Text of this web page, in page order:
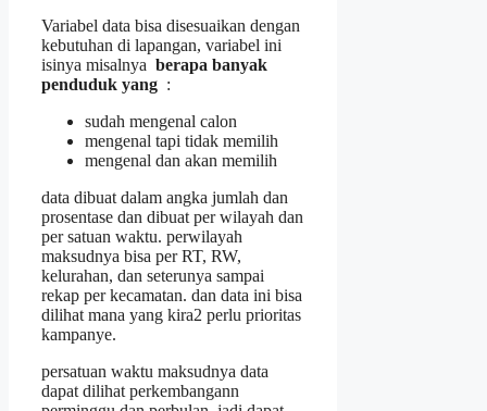
Variabel data bisa disesuaikan dengan
kebutuhan di lapangan, variabel ini
isinya misalnya berapa banyak
penduduk yang :
sudah mengenal calon
mengenal tapi tidak memilih
mengenal dan akan memilih
data dibuat dalam angka jumlah dan
prosentase dan dibuat per wilayah dan
per satuan waktu. perwilayah
maksudnya bisa per RT, RW,
kelurahan, dan seterunya sampai
rekap per kecamatan. dan data ini bisa
dilihat mana yang kira2 perlu prioritas
kampanye.
persatuan waktu maksudnya data
dapat dilihat perkembangann